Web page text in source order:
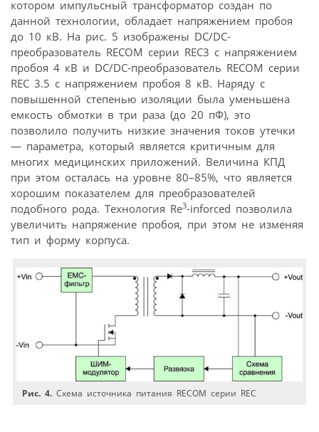
котором импульсный трансформатор создан по
данной технологии, обладает напряжением пробоя
до 10 кВ. На рис. 5 изображены DC/DC-
преобразователь RECOM серии REC3 c напряжением
пробоя 4 кВ и DC/DC-преобразователь RECOM серии
REC 3.5 c напряжением пробоя 8 кВ. Наряду с
повышенной степенью изоляции была уменьшена
емкость обмотки в три раза (до 20 пФ), это
позволило получить низкие значения токов утечки
— параметра, который является критичным для
многих медицинских приложений. Величина КПД
при этом осталась на уровне 80–85%, что является
хорошим показателем для преобразователей
подобного рода. Технология Re3-inforced позволила
увеличить напряжение пробоя, при этом не изменяя
тип и форму корпуса.
Рис. 4. Схема источника питания RECOM серии REC